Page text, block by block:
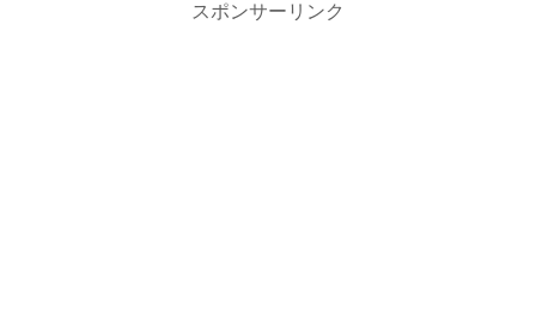
スポンサーリンク